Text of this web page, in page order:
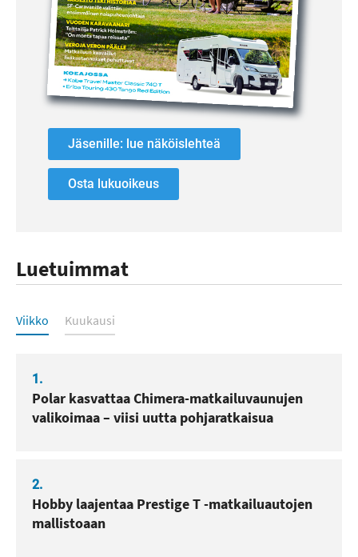
Jäsenille: lue näköislehteä
Osta lukuoikeus
Luetuimmat
Luetuimmat
Viikko Kuukausi
1.
Polar kasvattaa Chimera-matkailuvaunujen
valikoimaa – viisi uutta pohjaratkaisua
2.
Hobby laajentaa Prestige T -matkailuautojen
mallistoaan